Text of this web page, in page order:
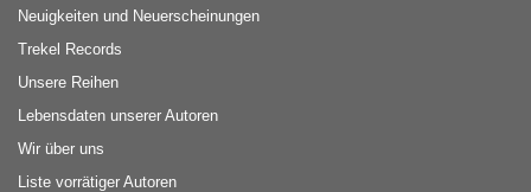
Neuigkeiten und Neuerscheinungen
Trekel Records
Unsere Reihen
Lebensdaten unserer Autoren
Wir über uns
Liste vorrätiger Autoren